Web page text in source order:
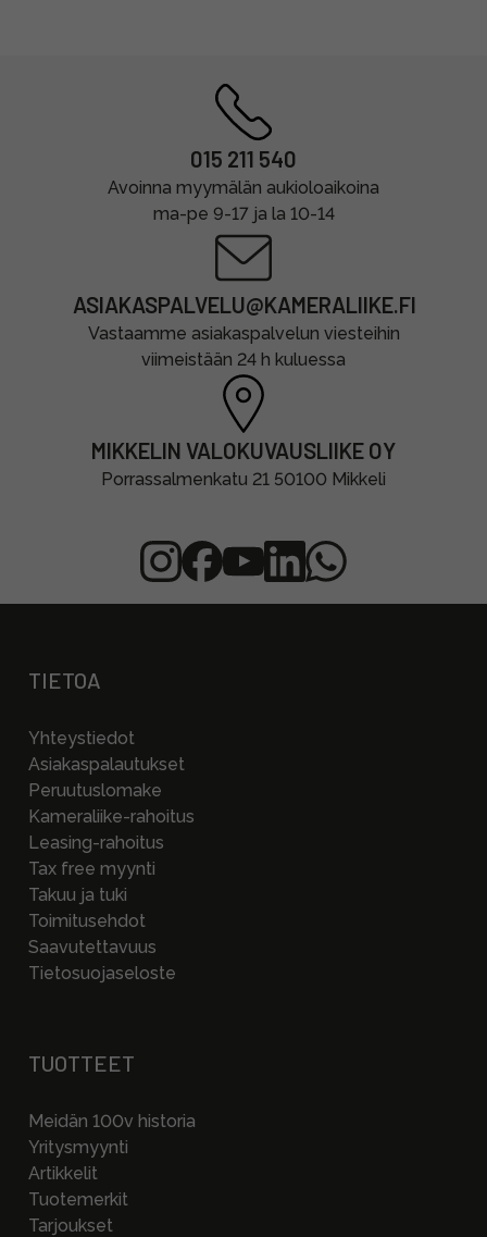
015 211 540
Avoinna myymälän aukioloaikoina
ma-pe 9-17 ja la 10-14
ASIAKASPALVELU@KAMERALIIKE.FI
Vastaamme asiakaspalvelun viesteihin
viimeistään 24 h kuluessa
MIKKELIN VALOKUVAUSLIIKE OY
Porrassalmenkatu 21 50100 Mikkeli
TIETOA
Yhteystiedot
Asiakaspalautukset
Peruutuslomake
Kameraliike-rahoitus
Leasing-rahoitus
Tax free myynti
Takuu ja tuki
Toimitusehdot
Saavutettavuus
Tietosuojaseloste
TUOTTEET
Meidän 100v historia
Yritysmyynti
Artikkelit
Tuotemerkit
Tarjoukset